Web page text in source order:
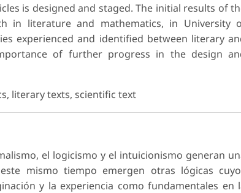
is designed and staged. The initial results of
in literature and mathematics, in University
experienced and identified between literary
of further progress in the design
literary texts, scientific text
el logicismo y el intuicionismo generan
mismo tiempo emergen otras lógicas
y la experiencia como fundamentales en